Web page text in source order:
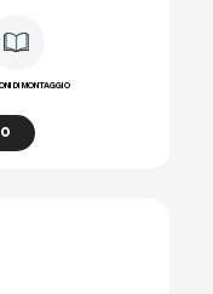
DI MONTAGGIO